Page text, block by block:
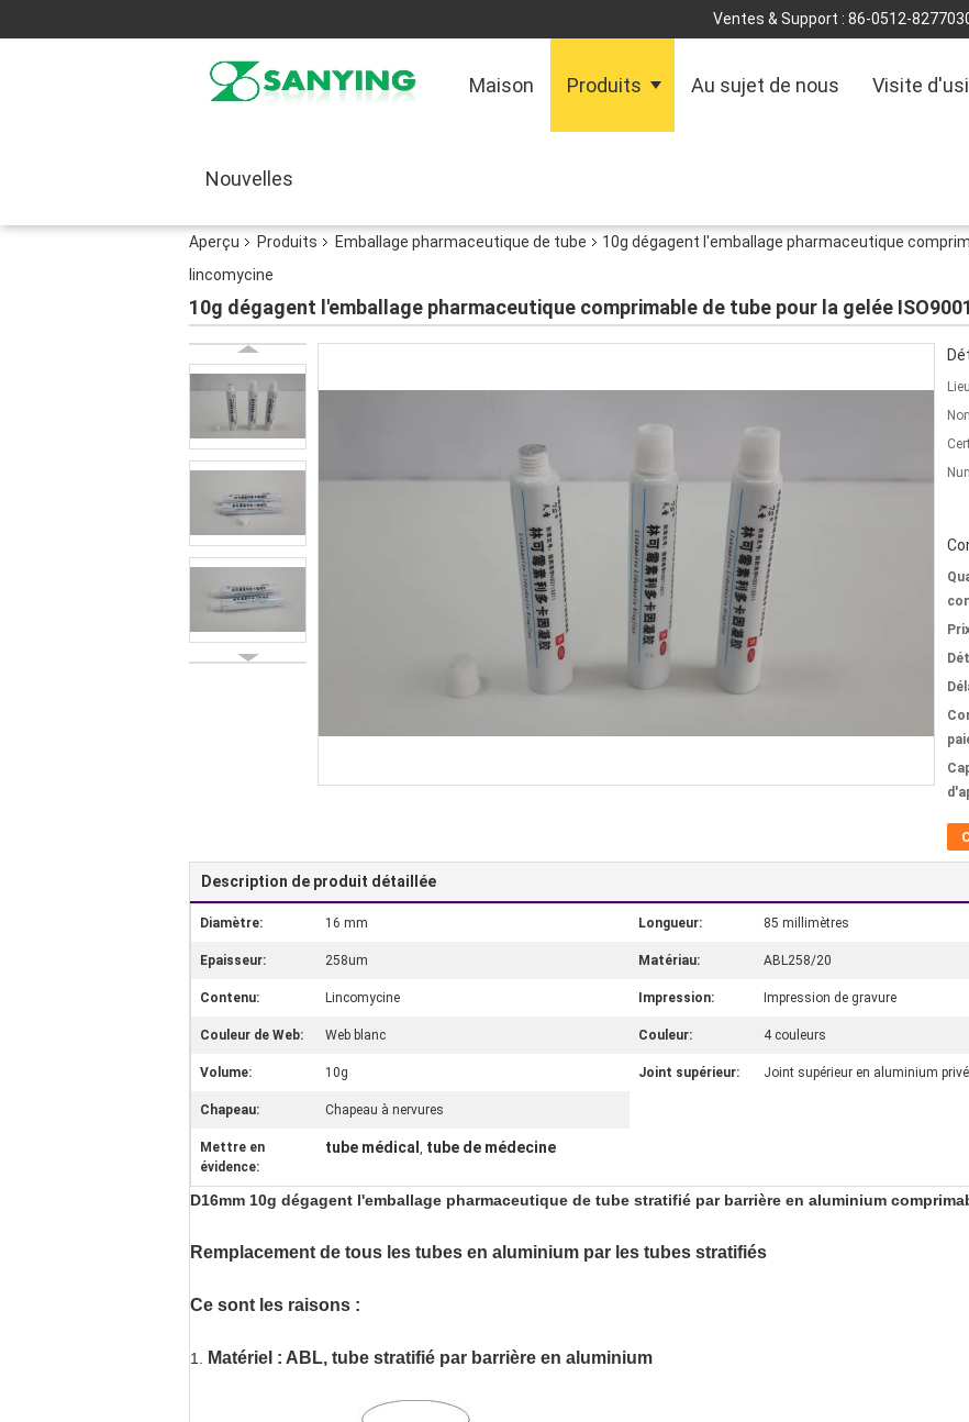
Ventes & Support : 86-0512-
Maison Produits Au sujet de nous Visite
Nouvelles
Aperçu Produits Emballage pharmaceutique de tube
10g dégagent l'emballage pharmaceutique
lincomycine
10g dégagent l'emballage pharmaceutique comprimable de tube pour la gelée
Description de produit détaillée
Diamètre: 16 mm Longueur: 85 millimètres
Epaisseur: 258um Matériau: ABL258/20
Contenu: Lincomycine Impression: Impression de gravure
Couleur de Web: Web blanc Couleur: 4 couleurs
Volume: 10g Joint supérieur: Joint supérieur en aluminium privé
Chapeau: Chapeau à nervures
Mettre en
évidence:
tube médical , tube de médecine
D16mm 10g dégagent l'emballage pharmaceutique de tube stratifié par barrière en aluminium
Remplacement de tous les tubes en aluminium par les tubes stratifiés
Ce sont les raisons :
1. Matériel : ABL, tube stratifié par barrière en aluminium